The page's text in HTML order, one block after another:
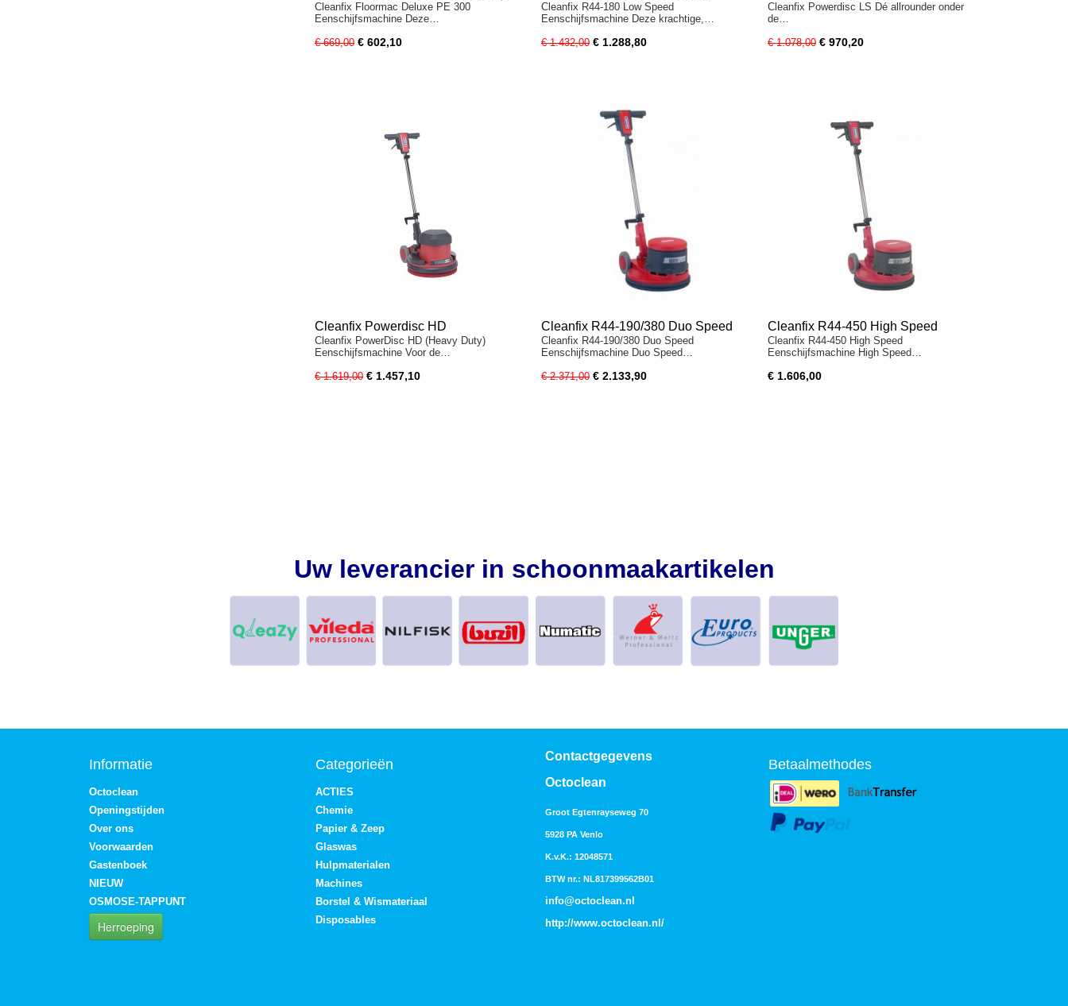
Cleanfix Floormac Deluxe PE 300
Eenschijfsmachine Deze…
€ 669,00 € 602,10
Cleanfix R44-180 Low Speed
Eenschijfsmachine Deze krachtige,…
€ 1.432,00 € 1.288,80
Cleanfix Powerdisc LS Dé allrounder onder
de…
€ 1.078,00 € 970,20
Cleanfix Powerdisc HD
Cleanfix PowerDisc HD (Heavy Duty)
Eenschijfsmachine Voor de…
€ 1.619,00 € 1.457,10
Cleanfix R44-190/380 Duo Speed
Cleanfix R44-190/380 Duo Speed
Eenschijfsmachine Duo Speed…
€ 2.371,00 € 2.133,90
Cleanfix R44-450 High Speed
Cleanfix R44-450 High Speed
Eenschijfsmachine High Speed…
€ 1.606,00
Uw leverancier in schoonmaakartikelen
Informatie
Octoclean
Openingstijden
Over ons
Voorwaarden
Gastenboek
NIEUW
OSMOSE-TAPPUNT
Herroeping
Categorieën
ACTIES
Chemie
Papier & Zeep
Glaswas
Hulpmaterialen
Machines
Borstel & Wismateriaal
Disposables
Contactgegevens
Octoclean
Groot Egtenrayseweg 70
5928 PA Venlo
K.v.K.: 12048571
BTW nr.: NL817399562B01
info@octoclean.nl
http://www.octoclean.nl /
Betaalmethodes